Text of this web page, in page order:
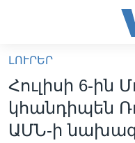
հիմնական
բովանդակությանը
անցնել
հիմնական
բովանդակությանը
ԼՈՒՐԵՐ
ՍՓՅՈՒՌՔ
ԼՈՒՐԵՐ
Հուլիսի 6-ին
կհանդիպեն
ԱՄՆ-ի